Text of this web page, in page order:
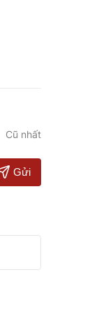
Cũ nhất
Gửi